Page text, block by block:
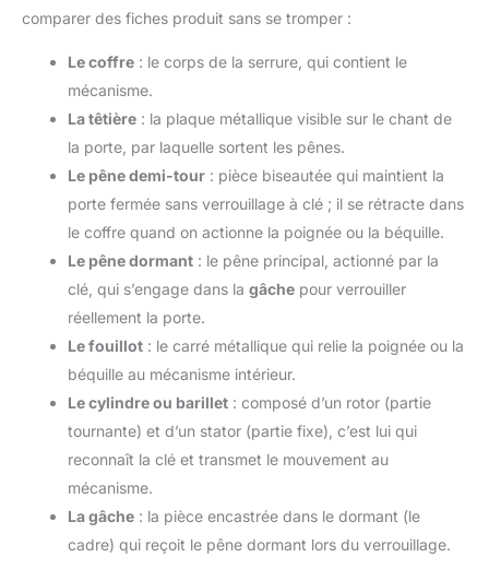
comparer des fiches produit sans se tromper :
Le coffre : le corps de la serrure, qui contient le
mécanisme.
La têtière : la plaque métallique visible sur le chant de
la porte, par laquelle sortent les pênes.
Le pêne demi-tour : pièce biseautée qui maintient la
porte fermée sans verrouillage à clé ; il se rétracte dans
le coffre quand on actionne la poignée ou la béquille.
Le pêne dormant : le pêne principal, actionné par la
clé, qui s’engage dans la gâche pour verrouiller
réellement la porte.
Le fouillot : le carré métallique qui relie la poignée ou la
béquille au mécanisme intérieur.
Le cylindre ou barillet : composé d’un rotor (partie
tournante) et d’un stator (partie fixe), c’est lui qui
reconnaît la clé et transmet le mouvement au
mécanisme.
La gâche : la pièce encastrée dans le dormant (le
cadre) qui reçoit le pêne dormant lors du verrouillage.